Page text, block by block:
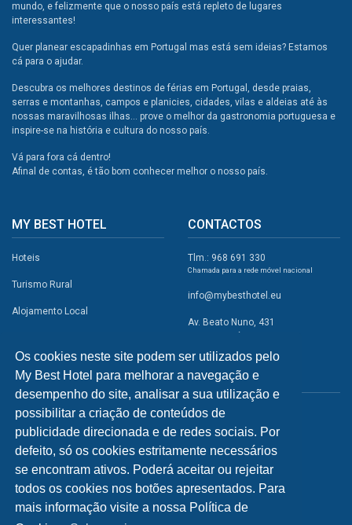
Os cookies neste site podem ser utilizados pelo
My Best Hotel para melhorar a navegação e
desempenho do site, analisar a sua utilização e
possibilitar a criação de conteúdos de
publicidade direcionada e de redes sociais. Por
defeito, só os cookies estritamente necessários
se encontram ativos. Poderá aceitar ou rejeitar
todos os cookies nos botões apresentados. Para
mais informação visite a nossa Política de
mundo, e felizmente que o nosso país está repleto de lugares
interessantes!
Quer planear escapadinhas em Portugal mas está sem ideias? Estamos
cá para o ajudar.
Descubra os melhores destinos de férias em Portugal, desde praias,
serras e montanhas, campos e planicies, cidades, vilas e aldeias até às
nossas maravilhosas ilhas... prove o melhor da gastronomia portuguesa e
inspire-se na história e cultura do nosso país.
Vá para fora cá dentro!
Afinal de contas, é tão bom conhecer melhor o nosso país.
MY BEST HOTEL
Hoteis
Turismo Rural
Alojamento Local
Atividades
Restaurantes
A Visitar
INFORMAÇÕES
CONTACTOS
Tlm.: 968 691 330
Chamada para a rede móvel nacional
info@mybesthotel.eu
Av. Beato Nuno, 431
REDES SOCIAIS